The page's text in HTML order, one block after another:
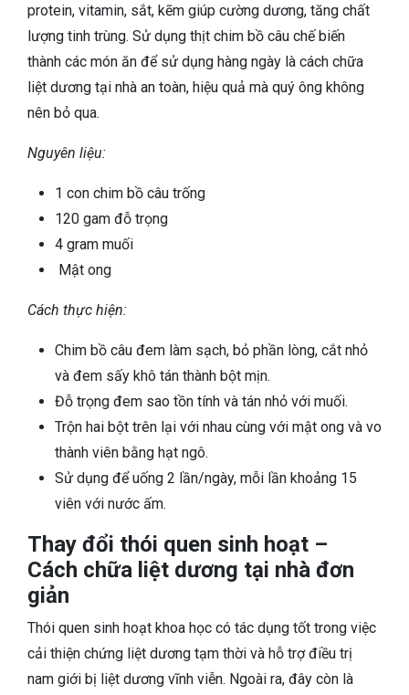
protein, vitamin, sắt, kẽm giúp cường dương, tăng chất
lượng tinh trùng. Sử dụng thịt chim bồ câu chế biến
thành các món ăn để sử dụng hàng ngày là cách chữa
liệt dương tại nhà an toàn, hiệu quả mà quý ông không
nên bỏ qua.
Nguyên liệu:
1 con chim bồ câu trống
120 gam đỗ trọng
4 gram muối
Mật ong
Cách thực hiện:
Chim bồ câu đem làm sạch, bỏ phần lòng, cắt nhỏ
và đem sấy khô tán thành bột mịn.
Đỗ trọng đem sao tồn tính và tán nhỏ với muối.
Trộn hai bột trên lại với nhau cùng với mật ong và vo
thành viên bằng hạt ngô.
Sử dụng để uống 2 lần/ngày, mỗi lần khoảng 15
viên với nước ấm.
Thay đổi thói quen sinh hoạt –
Cách chữa liệt dương tại nhà đơn
giản
Thói quen sinh hoạt khoa học có tác dụng tốt trong việc
cải thiện chứng liệt dương tạm thời và hỗ trợ điều trị
nam giới bị liệt dương vĩnh viễn. Ngoài ra, đây còn là